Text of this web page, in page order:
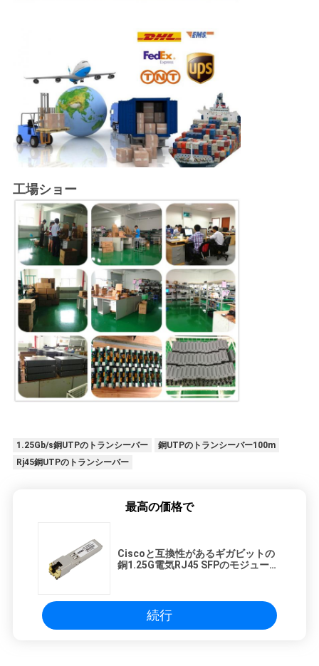
工場ショー
1.25Gb/s銅UTPのトランシーバー
銅UTPのトランシーバー100m
Rj45銅UTPのトランシーバー
最高の価格で
Ciscoと互換性があるギガビットの
銅1.25G電気RJ45 SFPのモジュール
続行